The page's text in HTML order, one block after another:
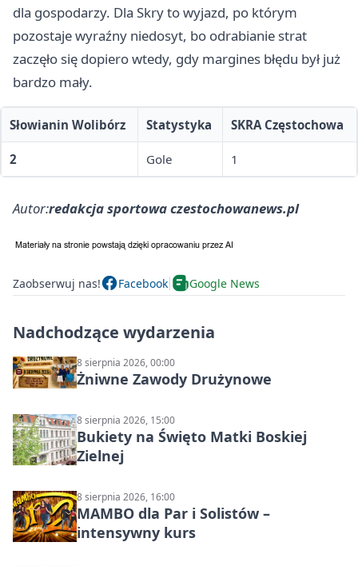
dla gospodarzy. Dla Skry to wyjazd, po którym
pozostaje wyraźny niedosyt, bo odrabianie strat
zaczęło się dopiero wtedy, gdy margines błędu był już
bardzo mały.
Słowianin Wolibórz Statystyka SKRA Częstochowa
2 Gole 1
Autor:redakcja sportowa czestochowanews.pl
Zaobserwuj nas! Facebook Google News
Nadchodzące wydarzenia
8 sierpnia 2026, 00:00
Żniwne Zawody Drużynowe
8 sierpnia 2026, 15:00
Bukiety na Święto Matki Boskiej
Zielnej
8 sierpnia 2026, 16:00
MAMBO dla Par i Solistów –
intensywny kurs